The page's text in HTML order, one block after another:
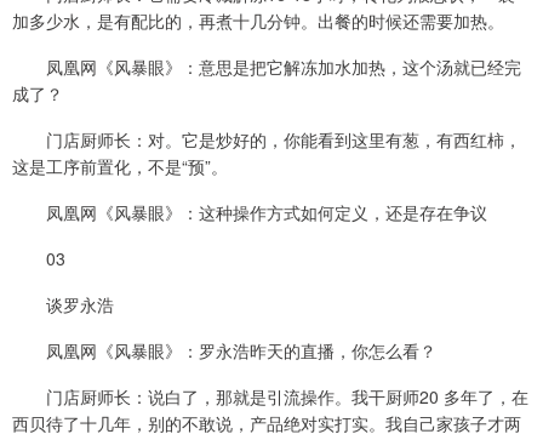
加多少水，是有配比的，再煮十几分钟。出餐的时候还需要加热。
凤凰网《风暴眼》：意思是把它解冻加水加热，这个汤就已经完
成了？
门店厨师长：对。它是炒好的，你能看到这里有葱，有西红柿，
这是工序前置化，不是“预”。
凤凰网《风暴眼》：这种操作方式如何定义，还是存在争议
03
谈罗永浩
凤凰网《风暴眼》：罗永浩昨天的直播，你怎么看？
门店厨师长：说白了，那就是引流操作。我干厨师20 多年了，在
西贝待了十几年，别的不敢说，产品绝对实打实。我自己家孩子才两